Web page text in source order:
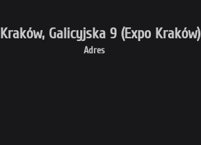
Adres
Kraków, Galicyjska 9 (Expo Kraków)